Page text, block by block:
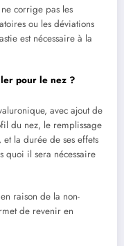
corrige pas les
ou les déviations
est nécessaire à la
pour le nez ?
avec ajout de
du nez, le remplissage
et la durée de ses effets
quoi il sera nécessaire
raison de la non-
de revenir en